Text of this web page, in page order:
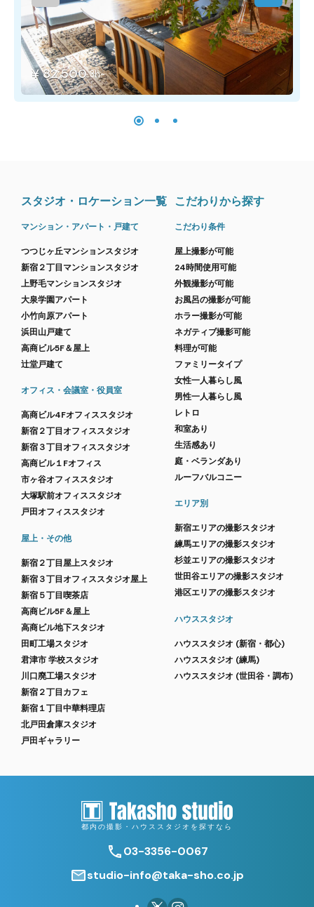
¥ 82,500 3h~
スタジオ・ロケーション一覧
マンション・アパート・戸建て
つつじヶ丘マンションスタジオ
新宿２丁目マンションスタジオ
上野毛マンションスタジオ
大泉学園アパート
小竹向原アパート
浜田山戸建て
高商ビル5F＆屋上
辻堂戸建て
オフィス・会議室・役員室
高商ビル4Fオフィススタジオ
新宿２丁目オフィススタジオ
新宿３丁目オフィススタジオ
高商ビル１Fオフィス
市ヶ谷オフィススタジオ
大塚駅前オフィススタジオ
戸田オフィススタジオ
屋上・その他
新宿２丁目屋上スタジオ
新宿３丁目オフィススタジオ屋上
新宿５丁目喫茶店
高商ビル5F＆屋上
高商ビル地下スタジオ
田町工場スタジオ
君津市 学校スタジオ
川口廃工場スタジオ
新宿２丁目カフェ
新宿１丁目中華料理店
北戸田倉庫スタジオ
戸田ギャラリー
こだわりから探す
こだわり条件
屋上撮影が可能
24時間使用可能
外観撮影が可能
お風呂の撮影が可能
ホラー撮影が可能
ネガティブ撮影可能
料理が可能
ファミリータイプ
女性一人暮らし風
男性一人暮らし風
レトロ
和室あり
生活感あり
庭・ベランダあり
ルーフバルコニー
エリア別
新宿エリアの撮影スタジオ
練馬エリアの撮影スタジオ
杉並エリアの撮影スタジオ
世田谷エリアの撮影スタジオ
港区エリアの撮影スタジオ
ハウススタジオ
ハウススタジオ (新宿・都心)
ハウススタジオ (練馬)
ハウススタジオ (世田谷・調布)
都内の撮影・ハウススタジオを探すなら
03-3356-0067
studio-info@taka-sho.co.jp